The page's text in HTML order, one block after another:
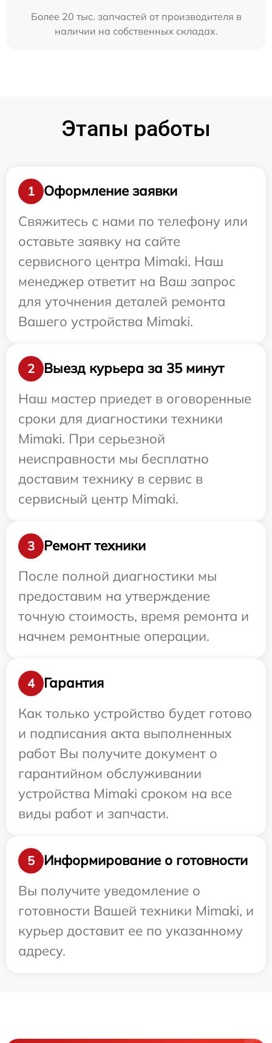
Более 20 тыс. запчастей от производителя в
наличии на собственных складах.
Этапы работы
1
Оформление заявки
Свяжитесь с нами по телефону или
оставьте заявку на сайте
сервисного центра Mimaki. Наш
менеджер ответит на Ваш запрос
для уточнения деталей ремонта
Вашего устройства Mimaki.
2
Выезд курьера за 35 минут
Наш мастер приедет в оговоренные
сроки для диагностики техники
Mimaki. При серьезной
неисправности мы бесплатно
доставим технику в сервис в
сервисный центр Mimaki.
3
Ремонт техники
После полной диагностики мы
предоставим на утверждение
точную стоимость, время ремонта и
начнем ремонтные операции.
4
Гарантия
Как только устройство будет готово
и подписания акта выполненных
работ Вы получите документ о
гарантийном обслуживании
устройства Mimaki сроком на все
виды работ и запчасти.
5
Информирование о готовности
Вы получите уведомление о
готовности Вашей техники Mimaki, и
курьер доставит ее по указанному
адресу.